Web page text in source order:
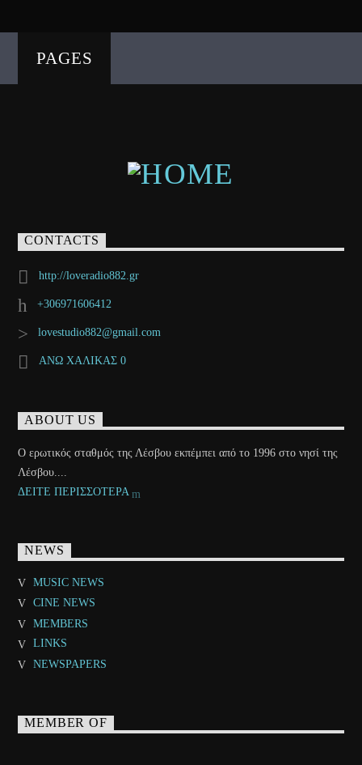
PAGES
CONTACTS
http://loveradio882.gr
+306971606412
lovestudio882@gmail.com
ΑΝΩ ΧΑΛΙΚΑΣ 0
ABOUT US
Ο ερωτικός σταθμός της Λέσβου εκπέμπει από το 1996 στο νησί της
Λέσβου....
ΔΕΙΤΕ ΠΕΡΙΣΣΟΤΕΡΑ
NEWS
MUSIC NEWS
CINE NEWS
MEMBERS
LINKS
NEWSPAPERS
MEMBER OF